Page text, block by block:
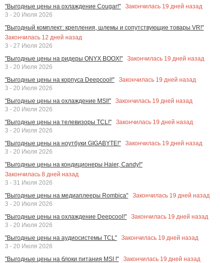
"Выгодные цены на охлаждение Cougar!"
Закончилась 19 дней назад
3 - 20 Июля 2026
"Выгодный комплект: крепления, шлемы и сопутствующие товары VR!"
Закончилась 12 дней назад
3 - 27 Июля 2026
"Выгодные цены на ридеры ONYX BOOX!"
Закончилась 19 дней назад
3 - 20 Июля 2026
"Выгодные цены на корпуса Deepcool!"
Закончилась 19 дней назад
3 - 20 Июля 2026
"Выгодные цены на охлаждение MSI!"
Закончилась 19 дней назад
3 - 20 Июля 2026
"Выгодные цены на телевизоры TCL!"
Закончилась 19 дней назад
3 - 20 Июля 2026
"Выгодные цены на ноутбуки GIGABYTE!"
Закончилась 19 дней назад
3 - 20 Июля 2026
"Выгодные цены на кондиционеры Haier, Candy!"
Закончилась 8 дней назад
3 - 31 Июля 2026
"Выгодные цены на медиаплееры Rombica"
Закончилась 19 дней назад
3 - 20 Июля 2026
"Выгодные цены на охлаждение Deepcool!"
Закончилась 19 дней назад
3 - 20 Июля 2026
"Выгодные цены на аудиосистемы TCL"
Закончилась 19 дней назад
3 - 20 Июля 2026
"Выгодные цены на блоки питания MSI !"
Закончилась 19 дней назад